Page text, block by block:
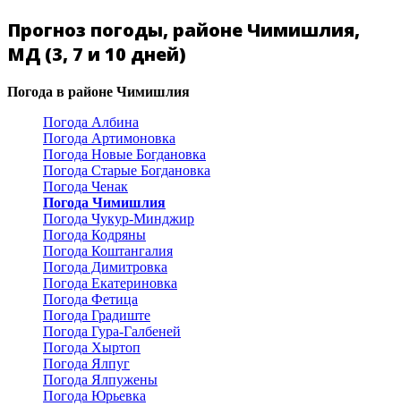
Прогноз погоды, районе Чимишлия,
МД (3, 7 и 10 дней)
Погода в районе Чимишлия
Погода Албина
Погода Артимоновка
Погода Новые Богдановка
Погода Старые Богдановка
Погода Ченак
Погода Чимишлия
Погода Чукур-Минджир
Погода Кодряны
Погода Коштангалия
Погода Димитровка
Погода Екатериновка
Погода Фетица
Погода Градиште
Погода Гура-Галбеней
Погода Хыртоп
Погода Ялпуг
Погода Ялпужены
Погода Юрьевка